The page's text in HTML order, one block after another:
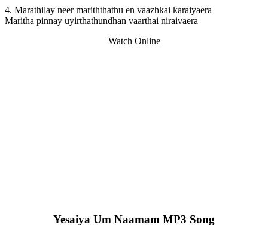
4. Marathilay neer mariththathu en vaazhkai karaiyaera
Maritha pinnay uyirthathundhan vaarthai niraivaera
Watch Online
Yesaiya Um Naamam MP3 Song